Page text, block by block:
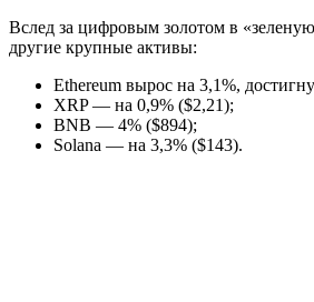
Вслед за цифровым золотом в
другие крупные активы:
Ethereum вырос на 3,1%,
XRP — на 0,9% ($2,21);
BNB — 4% ($894);
Solana — на 3,3% ($143).